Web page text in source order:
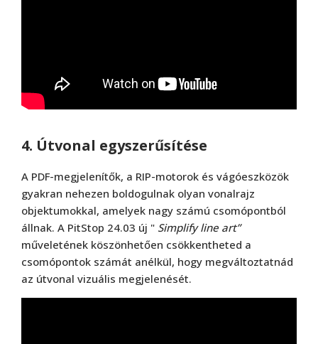
4. Útvonal egyszerűsítése
A PDF-megjelenítők, a RIP-motorok és vágóeszközök
gyakran nehezen boldogulnak olyan vonalrajz
objektumokkal, amelyek nagy számú csomópontból
állnak. A PitStop 24.03 új " Simplify line art”
műveletének köszönhetően csökkentheted a
csomópontok számát anélkül, hogy megváltoztatnád
az útvonal vizuális megjelenését.